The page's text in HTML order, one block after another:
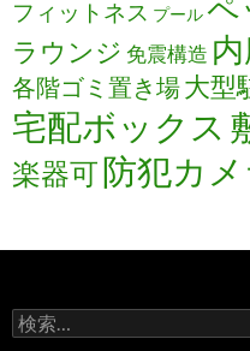
フィットネス プール
ラウンジ 免震構造
各階ゴミ置き場大型
宅配ボックス
楽器可防犯カメ
検
索: